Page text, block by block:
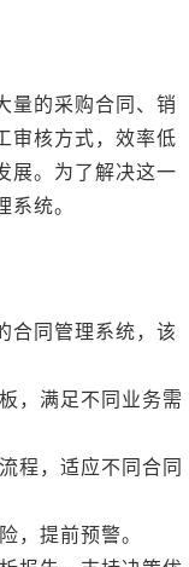
量的采购合同、销
审核方式，效率低
展。为了解决这一
统。
合同管理系统，该
，满足不同业务需
程，适应不同合同
，提前预警。